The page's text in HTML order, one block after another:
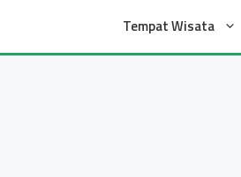
Tempat Wisata